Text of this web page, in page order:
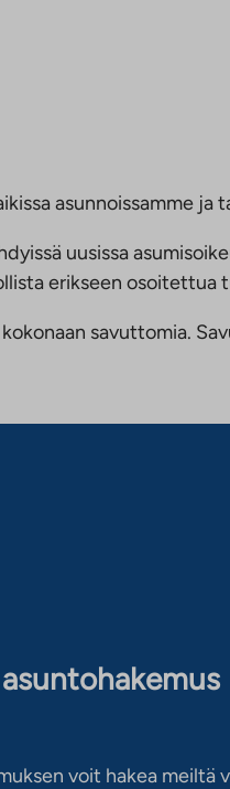
asunnoissamme ja
uusissa
erikseen
savuttomia.
voit hakea meiltä